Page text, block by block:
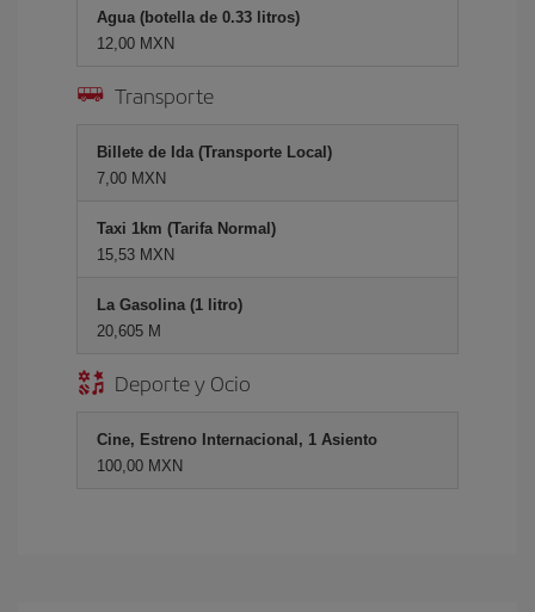
Agua (botella de 0.33 litros)
12,00 MXN
Transporte
Billete de Ida (Transporte Local)
7,00 MXN
Taxi 1km (Tarifa Normal)
15,53 MXN
La Gasolina (1 litro)
20,605 M
Deporte y Ocio
Cine, Estreno Internacional, 1 Asiento
100,00 MXN